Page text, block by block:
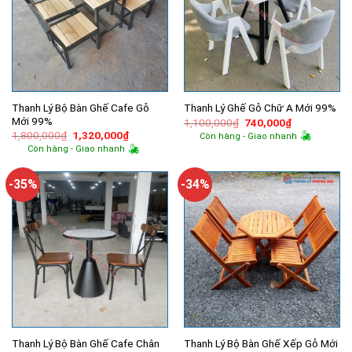
Thanh Lý Bộ Bàn Ghế Cafe Gỗ
Mới 99%
1,800,000₫ Giá
gốc
là:
1,320,000₫Giá
hiện
tại
1,320,000₫.
Còn hàng - Giao nhanh
Thanh Lý Ghế Gỗ Chữ A Mới 99%
1,100,000₫ Giá
gốc
là:
740,000₫Giá
hiện
tại
Còn hàng - Giao nhanh
-35%
Thanh Lý Bộ Bàn Ghế Cafe Chân
-34%
Thanh Lý Bộ Bàn Ghế Xếp Gỗ Mới